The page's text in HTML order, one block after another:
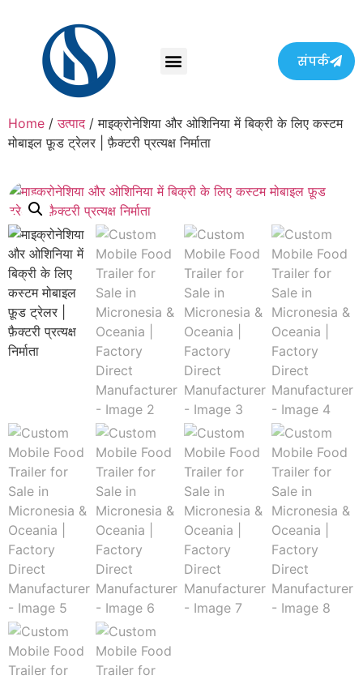
संपर्क
Home /उत्पाद/ माइक्रोनेशिया और ओशिनिया में बिक्री के लिए कस्टम
मोबाइल फ़ूड ट्रेलर | फ़ैक्टरी प्रत्यक्ष निर्माता